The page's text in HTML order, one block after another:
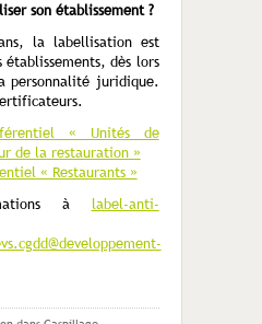
son établissement ?
la labellisation est
établissements, dès lors
personnalité juridique.
« Unités de
de la restauration »
« Restaurants »
à
label-anti-